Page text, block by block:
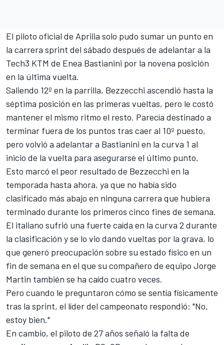
El piloto oficial de Aprilia solo pudo sumar un punto en
la carrera sprint del sábado después de adelantar a la
Tech3 KTM de Enea Bastianini por la novena posición
en la última vuelta.
Saliendo 12º en la parrilla, Bezzecchi ascendió hasta la
séptima posición en las primeras vueltas, pero le costó
mantener el mismo ritmo el resto. Parecía destinado a
terminar fuera de los puntos tras caer al 10º puesto,
pero volvió a adelantar a Bastianini en la curva 1 al
inicio de la vuelta para asegurarse el último punto.
Esto marcó el peor resultado de Bezzecchi en la
temporada hasta ahora, ya que no había sido
clasificado más abajo en ninguna carrera que hubiera
terminado durante los primeros cinco fines de semana.
El italiano sufrió una fuerte caída en la curva 2 durante
la clasificación y se lo vio dando vueltas por la grava, lo
que generó preocupación sobre su estado físico en un
fin de semana en el que su compañero de equipo Jorge
Martin también se ha caído cuatro veces.
Pero cuando le preguntaron cómo se sentía físicamente
tras la sprint, el líder del campeonato respondió: "No,
estoy bien."
En cambio, el piloto de 27 años señaló la falta de